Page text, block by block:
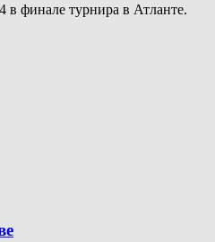
в финале турнира в Атланте.